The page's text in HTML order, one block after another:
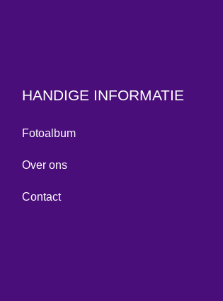
HANDIGE INFORMATIE
Fotoalbum
Over ons
Contact